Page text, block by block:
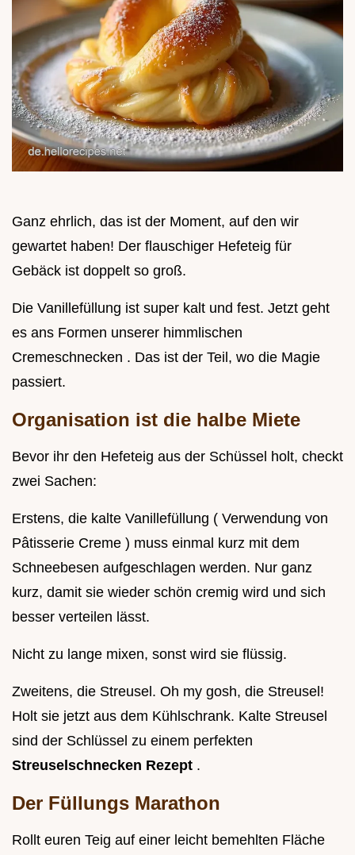
Ganz ehrlich, das ist der Moment, auf den wir
gewartet haben! Der flauschiger Hefeteig für
Gebäck ist doppelt so groß.
Die Vanillefüllung ist super kalt und fest. Jetzt geht
es ans Formen unserer himmlischen
Cremeschnecken . Das ist der Teil, wo die Magie
passiert.
Organisation ist die halbe Miete
Bevor ihr den Hefeteig aus der Schüssel holt, checkt
zwei Sachen:
Erstens, die kalte Vanillefüllung ( Verwendung von
Pâtisserie Creme ) muss einmal kurz mit dem
Schneebesen aufgeschlagen werden. Nur ganz
kurz, damit sie wieder schön cremig wird und sich
besser verteilen lässt.
Nicht zu lange mixen, sonst wird sie flüssig.
Zweitens, die Streusel. Oh my gosh, die Streusel!
Holt sie jetzt aus dem Kühlschrank. Kalte Streusel
sind der Schlüssel zu einem perfekten
Streuselschnecken Rezept .
Der Füllungs Marathon
Rollt euren Teig auf einer leicht bemehlten Fläche